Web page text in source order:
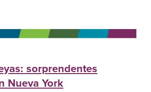
sorprendentes
Nueva York